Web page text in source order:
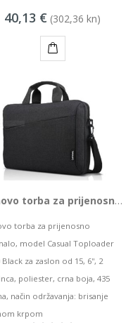
40,13 € (302,36 kn)
Lenovo torba za prijenosno računalo 15.6'' T210 Black, 4X40T84061
torba za prijenosno
model Casual Toploader
Black za zaslon od 15, 6'', 2
poliester, crna boja, 435
način održavanja: brisanje
krpom